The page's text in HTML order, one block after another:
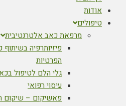
מרפאת כאב אלטרנטיבית
פיזיותרפיה בשיתוף כללית
גלי הלם לטיפול בכאב |
עיסוי רפואי
פאשיקום – שיקום תנועתי